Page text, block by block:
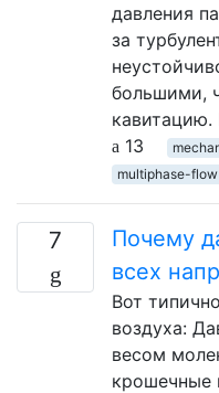
давления
за
большими,
13
multiphase-flow
7
Почему
всех
Вот
воздуха:
весом
крошечные